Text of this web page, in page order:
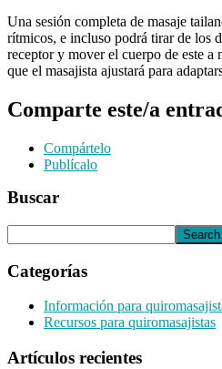
Una sesión completa de masaje
rítmicos, e incluso podrá tirar de los
receptor y mover el cuerpo de este
que el masajista ajustará para
Comparte este/a
Compártelo
Publícalo
Buscar
Categorías
Información para
Recursos para quiromasajistas
Artículos recientes